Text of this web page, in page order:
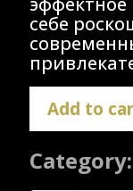
себе
Add to
Category: